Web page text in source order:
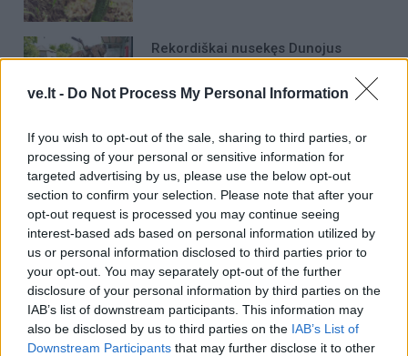
ve.lt - Do Not Process My Personal Information
If you wish to opt-out of the sale, sharing to third parties, or
processing of your personal or sensitive information for
targeted advertising by us, please use the below opt-out
section to confirm your selection. Please note that after your
opt-out request is processed you may continue seeing
interest-based ads based on personal information utilized by
us or personal information disclosed to third parties prior to
your opt-out. You may separately opt-out of the further
disclosure of your personal information by third parties on the
IAB’s list of downstream participants. This information may
also be disclosed by us to third parties on the IAB’s List of
Downstream Participants that may further disclose it to other
Rekordiškai nusekęs Dunojus
radinius
vaidmenys išliks Lietuvos teatro
istorijoje“
Raktažodžiai zodiako ženklai